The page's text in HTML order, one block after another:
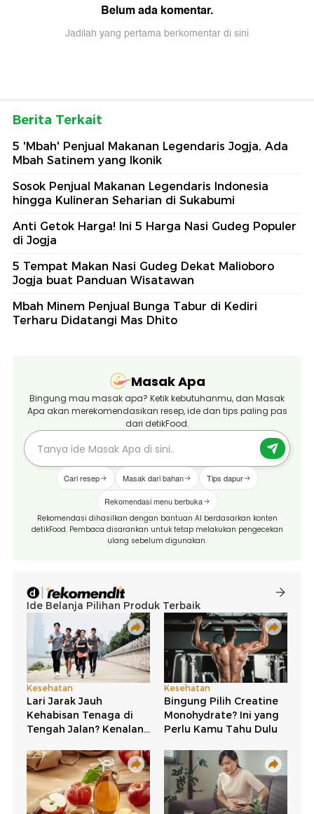
Belum ada komentar.
Jadilah yang pertama berkomentar di sini
Berita Terkait
5 'Mbah' Penjual Makanan Legendaris Jogja, Ada
Mbah Satinem yang Ikonik
Sosok Penjual Makanan Legendaris Indonesia
hingga Kulineran Seharian di Sukabumi
Anti Getok Harga! Ini 5 Harga Nasi Gudeg Populer
di Jogja
5 Tempat Makan Nasi Gudeg Dekat Malioboro
Jogja buat Panduan Wisatawan
Mbah Minem Penjual Bunga Tabur di Kediri
Terharu Didatangi Mas Dhito
Masak Apa
Bingung mau masak apa? Ketik kebutuhanmu, dan Masak
Apa akan merekomendasikan resep, ide dan tips paling pas
dari detikFood.
Cari resep Masak dari bahan Tips dapur
Rekomendasi menu berbuka
Rekomendasi dihasilkan dengan bantuan AI berdasarkan konten
detikFood. Pembaca disarankan untuk tetap melakukan pengecekan
ulang sebelum digunakan.